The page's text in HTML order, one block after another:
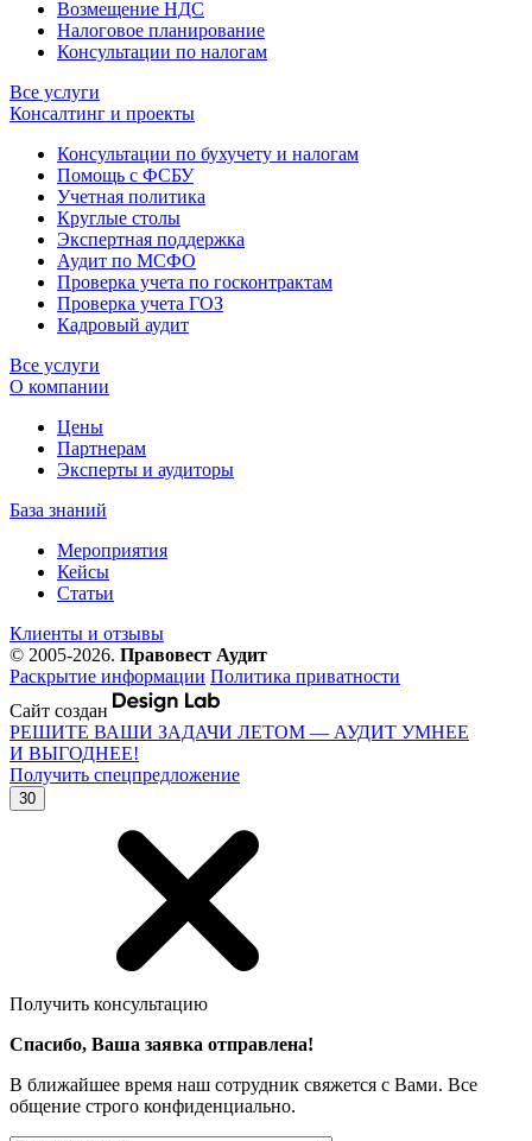
Возмещение НДС
Налоговое планирование
Консультации по налогам
Все услуги
Консалтинг и проекты
Консультации по бухучету и налогам
Помощь с ФСБУ
Учетная политика
Круглые столы
Экспертная поддержка
Аудит по МСФО
Проверка учета по госконтрактам
Проверка учета ГОЗ
Кадровый аудит
Все услуги
О компании
Цены
Партнерам
Эксперты и аудиторы
База знаний
Мероприятия
Кейсы
Статьи
Клиенты и отзывы
© 2005-2026. Правовест Аудит
Раскрытие информации Политика приватности
Сайт создан
РЕШИТЕ ВАШИ ЗАДАЧИ ЛЕТОМ — АУДИТ УМНЕЕ
И ВЫГОДНЕЕ!
Получить спецпредложение
30
Получить консультацию
Спасибо, Ваша заявка отправлена!
В ближайшее время наш сотрудник свяжется с Вами. Все
общение строго конфиденциально.